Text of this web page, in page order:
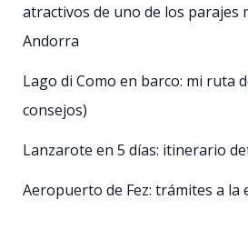
atractivos de uno de los parajes
Andorra
Lago di Como en barco: mi ruta
consejos)
Lanzarote en 5 días: itinerario
Aeropuerto de Fez: trámites a la